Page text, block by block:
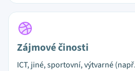
Zájmové činosti
ICT, jiné, sportovní, výtvarné